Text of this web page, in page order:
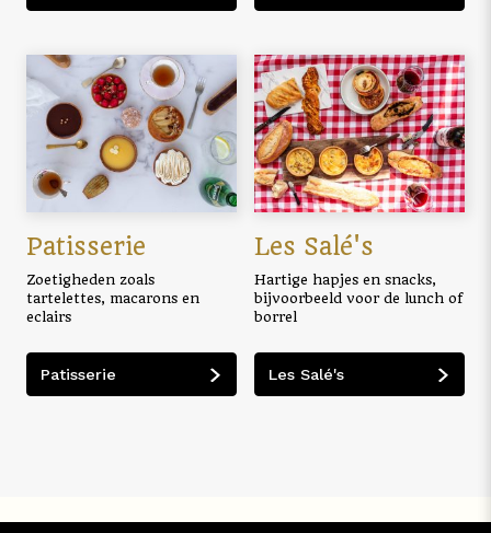
Patisserie
Zoetigheden zoals
tartelettes, macarons en
eclairs
Patisserie
Les Salé's
Hartige hapjes en snacks,
bijvoorbeeld voor de lunch of
borrel
Les Salé's